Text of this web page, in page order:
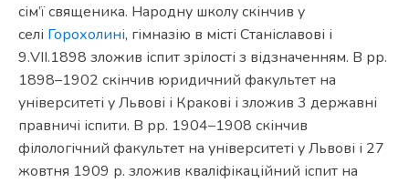
сім’ї священика. Народну школу скінчив у
селі Горохолині, гімназію в місті Станіславові і
9.VІІ.1898 зложив іспит зрілості з відзначенням. В рр.
1898–1902 скінчив юридичний факультет на
університеті у Львові і Кракові і зложив 3 державні
правничі іспити. В рр. 1904–1908 скінчив
філологічний факультет на університеті у Львові і 27
жовтня 1909 р. зложив кваліфікаційний іспит на